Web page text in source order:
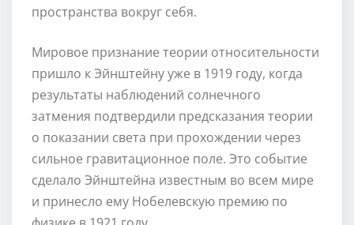
пространства вокруг себя.
Мировое признание теории относительности
пришло к Эйнштейну уже в 1919 году, когда
результаты наблюдений солнечного
затмения подтвердили предсказания теории
о показании света при прохождении через
сильное гравитационное поле. Это событие
сделало Эйнштейна известным во всем мире
и принесло ему Нобелевскую премию по